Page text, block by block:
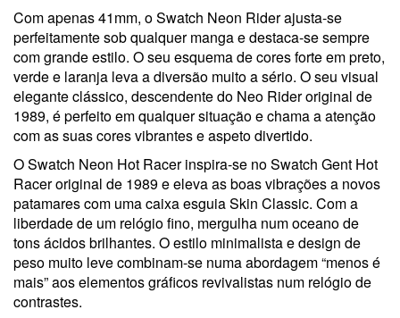
Com apenas 41mm, o Swatch Neon Rider ajusta-se
perfeitamente sob qualquer manga e destaca-se sempre
com grande estilo. O seu esquema de cores forte em preto,
verde e laranja leva a diversão muito a sério. O seu visual
elegante clássico, descendente do Neo Rider original de
1989, é perfeito em qualquer situação e chama a atenção
com as suas cores vibrantes e aspeto divertido.
O Swatch Neon Hot Racer inspira-se no Swatch Gent Hot
Racer original de 1989 e eleva as boas vibrações a novos
patamares com uma caixa esguia Skin Classic. Com a
liberdade de um relógio fino, mergulha num oceano de
tons ácidos brilhantes. O estilo minimalista e design de
peso muito leve combinam-se numa abordagem “menos é
mais” aos elementos gráficos revivalistas num relógio de
contrastes.